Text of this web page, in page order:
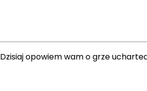
opowiem wam o grze